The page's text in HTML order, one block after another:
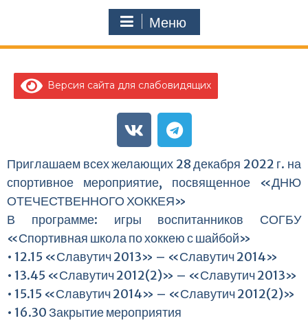
Меню
Версия сайта для слабовидящих
Приглашаем всех желающих 28 декабря 2022 г. на
спортивное мероприятие, посвященное «ДНЮ
ОТЕЧЕСТВЕННОГО ХОККЕЯ»
В программе: игры воспитанников СОГБУ
«Спортивная школа по хоккею с шайбой»
• 12.15 «Славутич 2013» – «Славутич 2014»
• 13.45 «Славутич 2012(2)» – «Славутич 2013»
• 15.15 «Славутич 2014» – «Славутич 2012(2)»
• 16.30 Закрытие мероприятия